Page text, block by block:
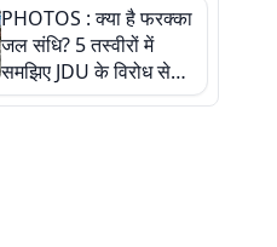
हकीकत
PHOTOS : क्या है फरक्का
जल संधि? 5 तस्वीरों में
समझिए JDU के विरोध से
लेकर बिहार पर असर तक